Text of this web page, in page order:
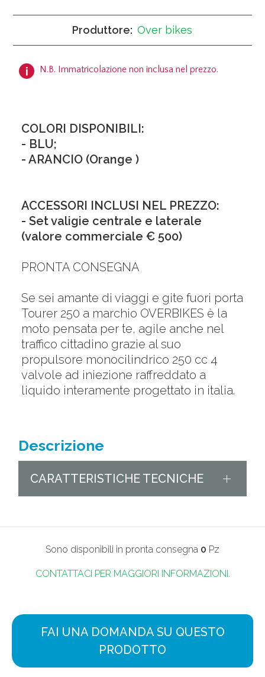
Produttore: Over bikes
N.B. Immatricolazione non inclusa nel prezzo.
COLORI DISPONIBILI:
- BLU;
- ARANCIO (Orange )
ACCESSORI INCLUSI NEL PREZZO:
- Set valigie centrale e laterale
(valore commerciale € 500)
PRONTA CONSEGNA
Se sei amante di viaggi e gite fuori porta
Tourer 250 a marchio OVERBIKES è la
moto pensata per te, agile anche nel
traffico cittadino grazie al suo
propulsore monocilindrico 250 cc 4
valvole ad iniezione raffreddato a
liquido interamente progettato in italia.
Descrizione
CARATTERISTICHE TECNICHE
Sono disponibili in pronta consegna 0 Pz
CONTATTACI PER MAGGIORI INFORMAZIONI.
FAI UNA DOMANDA SU QUESTO
PRODOTTO